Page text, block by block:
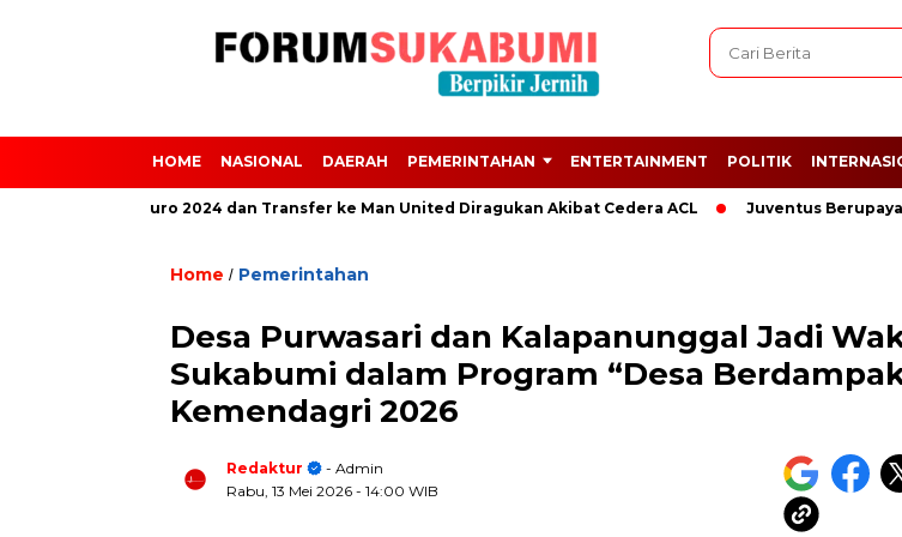
HOME NASIONAL DAERAH PEMERINTAHAN ENTERTAINMENT POLITIK
dari Euro 2024 dan Transfer ke Man United Diragukan Akibat Cedera ACL Juventus Berupaya
Home / Pemerintahan
Desa Purwasari dan Kalapanunggal Jadi
Sukabumi dalam Program “Desa
Kemendagri 2026
Redaktur
- Admin
Rabu, 13 Mei 2026 - 14:00 WIB